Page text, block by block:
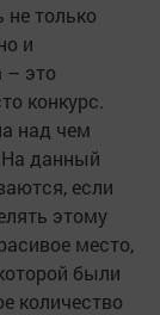
не только
и
– это
конкурс.
над чем
На данный
если
этому
место,
были
количество